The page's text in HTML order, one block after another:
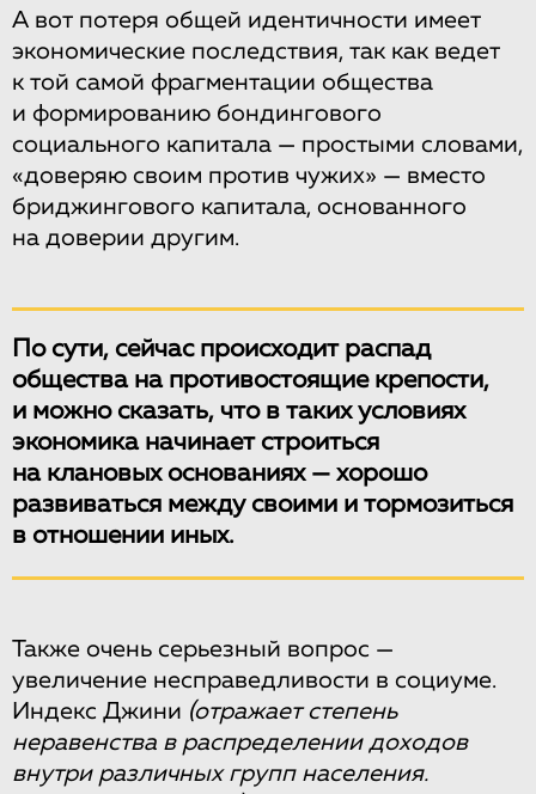
А вот потеря общей идентичности имеет
экономические последствия, так как ведет
к той самой фрагментации общества
и формированию бондингового
социального капитала — простыми словами,
«доверяю своим против чужих» — вместо
бриджингового капитала, основанного
на доверии другим.
По сути, сейчас происходит распад
общества на противостоящие крепости,
и можно сказать, что в таких условиях
экономика начинает строиться
на клановых основаниях — хорошо
развиваться между своими и тормозиться
в отношении иных.
Также очень серьезный вопрос —
увеличение несправедливости в социуме.
Индекс Джини (отражает степень
неравенства в распределении доходов
внутри различных групп населения.